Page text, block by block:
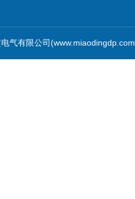
气有限公司